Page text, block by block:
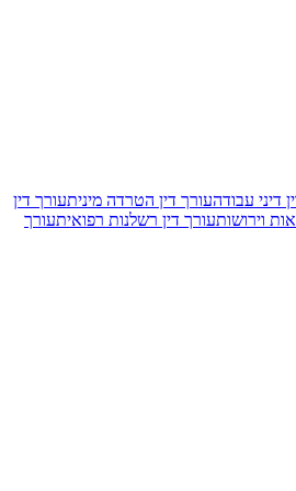
דיני עבודהעורך דין הטרדה מיניתעורך דין
וירושותעורך דין רשלנות רפואיתעורך